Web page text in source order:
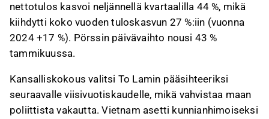
nettotulos kasvoi neljännellä kvartaalilla 44 %, mikä
kiihdytti koko vuoden tuloskasvun 27 %:iin (vuonna
2024 +17 %). Pörssin päivävaihto nousi 43 %
tammikuussa.
Kansalliskokous valitsi To Lamin pääsihteeriksi
seuraavalle viisivuotiskaudelle, mikä vahvistaa maan
poliittista vakautta. Vietnam asetti kunnianhimoiseksi